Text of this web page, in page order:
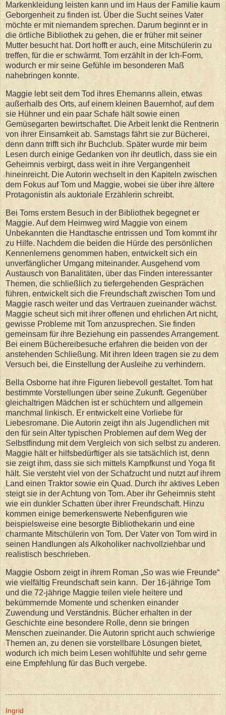
Markenkleidung leisten kann und im Haus der Familie kaum
Geborgenheit zu finden ist. Über die Sucht seines Vater
möchte er mit niemandem sprechen. Darum beginnt er in
die örtliche Bibliothek zu gehen, die er früher mit seiner
Mutter besucht hat. Dort hofft er auch, eine Mitschülerin zu
treffen, für die er schwärmt. Tom erzählt in der Ich-Form,
wodurch er mir seine Gefühle im besonderen Maß
nahebringen konnte.
Maggie lebt seit dem Tod ihres Ehemanns allein, etwas
außerhalb des Orts, auf einem kleinen Bauernhof, auf dem
sie Hühner und ein paar Schafe hält sowie einen
Gemüsegarten bewirtschaftet. Die Arbeit lenkt die Rentnerin
von ihrer Einsamkeit ab. Samstags fährt sie zur Bücherei,
denn dann trifft sich ihr Buchclub. Später wurde mir beim
Lesen durch einige Gedanken von ihr deutlich, dass sie ein
Geheimnis verbirgt, dass weit in ihre Vergangenheit
hineinreicht. Die Autorin wechselt in den Kapiteln zwischen
dem Fokus auf Tom und Maggie, wobei sie über ihre ältere
Protagonistin als auktoriale Erzählerin schreibt.
Bei Toms erstem Besuch in der Bibliothek begegnet er
Maggie. Auf dem Heimweg wird Maggie von einem
Unbekannten die Handtasche entrissen und Tom kommt ihr
zu Hilfe. Nachdem die beiden die Hürde des persönlichen
Kennenlernens genommen haben, entwickelt sich ein
unverfänglicher Umgang miteinander. Ausgehend vom
Austausch von Banalitäten, über das Finden interessanter
Themen, die schließlich zu tiefergehenden Gesprächen
führen, entwickelt sich die Freundschaft zwischen Tom und
Maggie rasch weiter und das Vertrauen zueinander wächst.
Maggie scheut sich mit ihrer offenen und ehrlichen Art nicht,
gewisse Probleme mit Tom anzusprechen. Sie finden
gemeinsam für ihre Beziehung ein passendes Arrangement.
Bei einem Büchereibesuche erfahren die beiden von der
anstehenden Schließung. Mit ihren Ideen tragen sie zu dem
Versuch bei, die Einstellung der Ausleihe zu verhindern.
Bella Osborne hat ihre Figuren liebevoll gestaltet. Tom hat
bestimmte Vorstellungen über seine Zukunft. Gegenüber
gleichaltrigen Mädchen ist er schüchtern und allgemein
manchmal linkisch. Er entwickelt eine Vorliebe für
Liebesromane. Die Autorin zeigt ihn als Jugendlichen mit
den für sein Alter typischen Problemen auf dem Weg der
Selbstfindung mit dem Vergleich von sich selbst zu anderen.
Maggie hält er hilfsbedürftiger als sie tatsächlich ist, denn
sie zeigt ihm, dass sie sich mittels Kampfkunst und Yoga fit
hält. Sie versteht viel von der Schafzucht und nutzt auf ihrem
Land einen Traktor sowie ein Quad. Durch ihr aktives Leben
steigt sie in der Achtung von Tom. Aber ihr Geheimnis steht
wie ein dunkler Schatten über ihrer Freundschaft. Hinzu
kommen einige bemerkenswerte Nebenfiguren wie
beispielsweise eine besorgte Bibliothekarin und eine
charmante Mitschülerin von Tom. Der Vater von Tom wird in
seinen Handlungen als Alkoholiker nachvollziehbar und
realistisch beschrieben.
Maggie Osborn zeigt in ihrem Roman „So was wie Freunde“
wie vielfältig Freundschaft sein kann. Der 16-jährige Tom
und die 72-jährige Maggie teilen viele heitere und
bekümmernde Momente und schenken einander
Zuwendung und Verständnis. Bücher erhalten in der
Geschichte eine besondere Rolle, denn sie bringen
Menschen zueinander. Die Autorin spricht auch schwierige
Themen an, zu denen sie vorstellbare Lösungen bietet,
wodurch ich mich beim Lesen wohlfühlte und sehr gerne
eine Empfehlung für das Buch vergebe.
Ingrid